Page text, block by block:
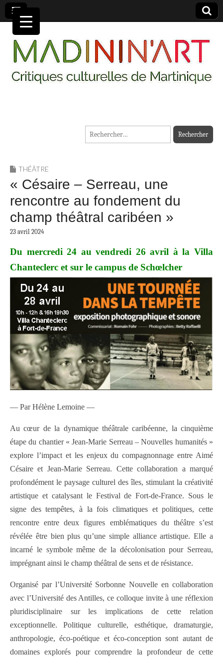
MADININ'ART
Rechercher :
THÉÂTRE
« Césaire – Serreau, une
rencontre au fondement du
champ théâtral caribéen »
23 avril 2024
Du mercredi 24 au vendredi 26 avril à la Villa
Chanteclerc et sur le campus de Schœlcher
— Par Hélène Lemoine —
Au cœur de la dynamique théâtrale caribéenne, la cinquième
étape du chantier « Jean-Marie Serreau – Nouvelles humanités »
explore l’impact et les enjeux du compagnonnage entre Aimé
Césaire et Jean-Marie Serreau. Cette collaboration a marqué
profondément le paysage culturel des îles, stimulant la créativité
artistique et catalysant le Festival de Fort-de-France. Sous le
signe des tempêtes, à la fois climatiques et politiques, cette
rencontre entre deux figures emblématiques du théâtre s’est
révélée être bien plus qu’une simple alliance artistique. Elle a
incarné le symbole même de la décolonisation pour Serreau,
imprégnant ainsi le champ théâtral de sens et de résistance.
Organisé par l’Université Sorbonne Nouvelle en collaboration
avec l’Université des Antilles, ce colloque invite à une réflexion
pluridisciplinaire sur les implications de cette relation
exceptionnelle. Politique culturelle, esthétique, dramaturgie,
anthropologie, éco-poétique et éco-conception sont autant de
domaines explorés pour comprendre la profondeur de cette